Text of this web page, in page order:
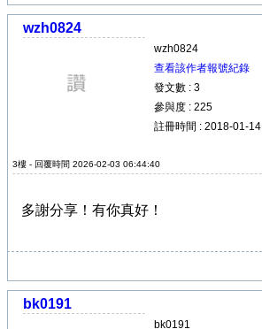
wzh0824
wzh0824
查看該作者報號紀錄
發文數 : 3
參與度 : 225
註冊時間 : 2018-01-14
3樓 - 回覆時間 2026-02-03 06:44:40
多謝分享！有你真好！
bk0191
bk0191